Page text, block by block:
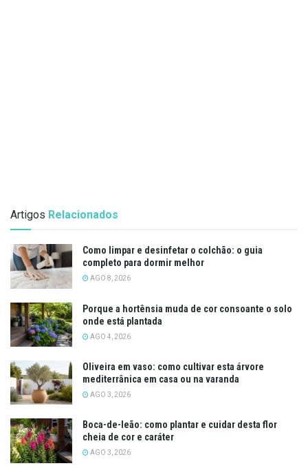
Artigos Relacionados
Como limpar e desinfetar o colchão: o guia
completo para dormir melhor
AGO 8, 2026
Porque a hortênsia muda de cor consoante o solo
onde está plantada
AGO 4, 2026
Oliveira em vaso: como cultivar esta árvore
mediterrânica em casa ou na varanda
AGO 3, 2026
Boca-de-leão: como plantar e cuidar desta flor
cheia de cor e caráter
AGO 3, 2026